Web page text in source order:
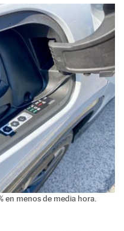
en menos de media hora.